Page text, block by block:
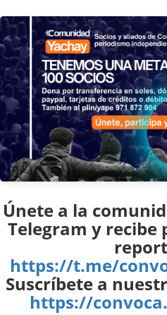
Únete a la
Telegram y
https://t.me/
Suscríbete a
https://